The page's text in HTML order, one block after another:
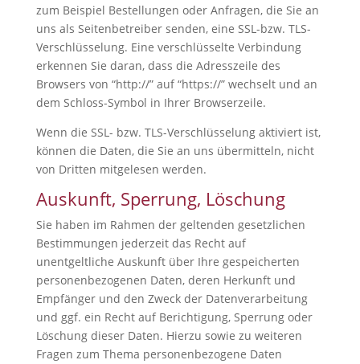
zum Beispiel Bestellungen oder Anfragen, die Sie an
uns als Seitenbetreiber senden, eine SSL-bzw. TLS-
Verschlüsselung. Eine verschlüsselte Verbindung
erkennen Sie daran, dass die Adresszeile des
Browsers von “http://” auf “https://” wechselt und an
dem Schloss-Symbol in Ihrer Browserzeile.
Wenn die SSL- bzw. TLS-Verschlüsselung aktiviert ist,
können die Daten, die Sie an uns übermitteln, nicht
von Dritten mitgelesen werden.
Auskunft, Sperrung, Löschung
Sie haben im Rahmen der geltenden gesetzlichen
Bestimmungen jederzeit das Recht auf
unentgeltliche Auskunft über Ihre gespeicherten
personenbezogenen Daten, deren Herkunft und
Empfänger und den Zweck der Datenverarbeitung
und ggf. ein Recht auf Berichtigung, Sperrung oder
Löschung dieser Daten. Hierzu sowie zu weiteren
Fragen zum Thema personenbezogene Daten